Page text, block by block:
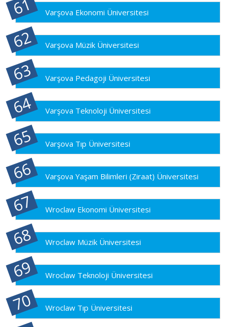
Varşova Ekonomi Üniversitesi
Varşova Müzik Üniversitesi
Varşova Pedagoji Üniversitesi
Varşova Teknoloji Üniversitesi
Varşova Tıp Üniversitesi
Varşova Yaşam Bilimleri (Ziraat) Üniversitesi
Wroclaw Ekonomi Üniversitesi
Wroclaw Müzik Üniversitesi
Wroclaw Teknoloji Üniversitesi
Wroclaw Tıp Üniversitesi